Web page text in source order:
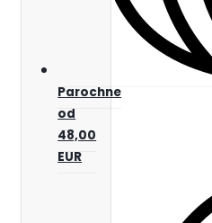
Parochne
od
48,00
EUR